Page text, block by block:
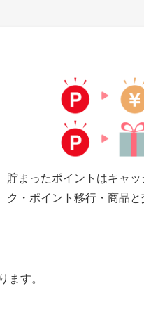
貯まったポイントはキャッ
ク・ポイント移行・商品
す。